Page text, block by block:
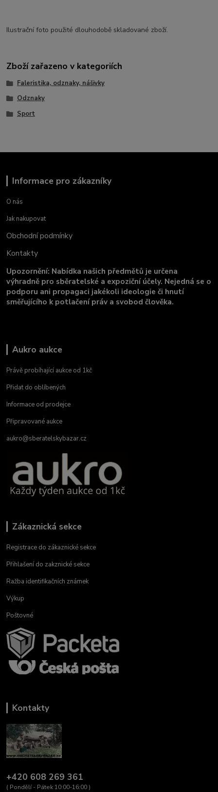
Ilustrační foto použité dlouhodobě skladované zboží.
Zboží zařazeno v kategoriích
Faleristika, odznaky, nášivky
Odznaky
Sport
Informace pro zákazníky
O nás
Jak nakupovat
Obchodní podmínky
Kontakty
Upozornění: Nabídka našich předmětů je určena
výhradně pro sběratelské a expoziční účely. Nejedná se o
podporu ani propagaci jakékoli ideologie či hnutí
směřujícího k potlačení práv a svobod člověka.
Aukro aukce
Právě probíhající aukce od 1kč
Přidat do oblíbených
Informace od prodejce
Připravované aukce
aukro@sberatelskybazar.cz
Zákaznická sekce
Registrace do zákaznické sekce
Přihlašení do zakznické sekce
Ražba identifikačních známek
Výkup
Poštovné
Kontakty
+420 608 269 361
( Pondělí - Pátek 10:00-16:00 )